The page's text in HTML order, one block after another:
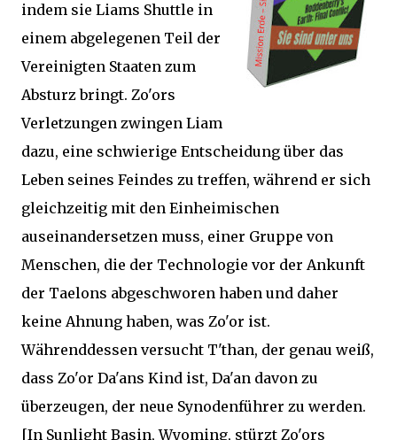
indem sie Liams Shuttle in
einem abgelegenen Teil der
Vereinigten Staaten zum
Absturz bringt. Zo'ors
Verletzungen zwingen Liam
dazu, eine schwierige Entscheidung über das
Leben seines Feindes zu treffen, während er sich
gleichzeitig mit den Einheimischen
auseinandersetzen muss, einer Gruppe von
Menschen, die der Technologie vor der Ankunft
der Taelons abgeschworen haben und daher
keine Ahnung haben, was Zo'or ist.
Währenddessen versucht T'than, der genau weiß,
dass Zo'or Da'ans Kind ist, Da'an davon zu
überzeugen, der neue Synodenführer zu werden.
[In Sunlight Basin, Wyoming, stürzt Zo'ors